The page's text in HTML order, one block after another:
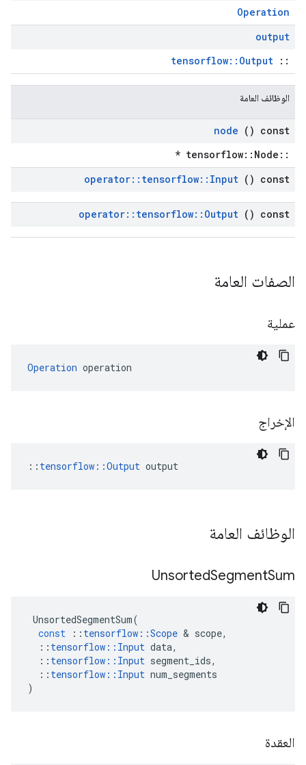
Operation
output
::
tensorflow::Output
الوظائف العامة
node () const
::tensorflow::Node *
operator:: tensorflow:: Input () const
operator:: tensorflow:: Output () const
الصفات العامة
عملية
Operation operation
الإخراج
:: tensorflow::Output output
الوظائف العامة
UnsortedSegmentSum
UnsortedSegmentSum(
const
:: tensorflow ::Scope & scope,
:: tensorflow :: Input data,
:: tensorflow :: Input segment_ids,
:: tensorflow :: Input num_segments
)
العقدة